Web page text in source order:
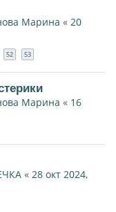
Марина « 20
52 53
Марина « 16
« 28 окт 2024,